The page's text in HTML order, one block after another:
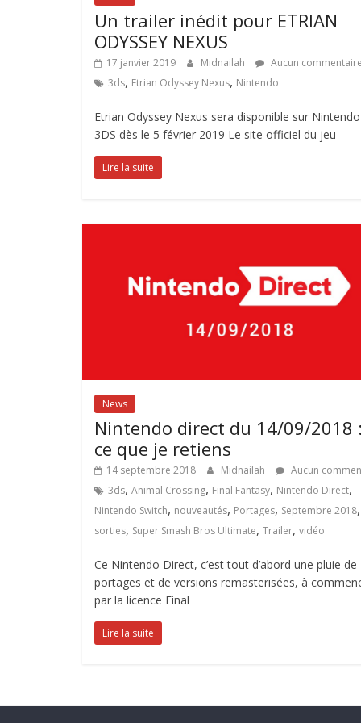
Un trailer inédit pour ETRIAN
ODYSSEY NEXUS
17 janvier 2019 Midnailah
Aucun
3ds, Etrian Odyssey Nexus, Nintendo
Etrian Odyssey Nexus sera disponible sur Nintendo
3DS dès le 5 février 2019 Le site officiel du jeu
Lire la suite
News
Nintendo direct du 14/09/2018
ce que je retiens
14 septembre 2018 Midnailah
Aucun
3ds, Animal Crossing, Final Fantasy, Nintendo Direct,
Nintendo Switch, nouveautés, Portages, Septembre 2018,
sorties, Super Smash Bros Ultimate, Trailer, vidéo
Ce Nintendo Direct, c’est tout d’abord une pluie de
portages et de versions remasterisées, à
par la licence Final
Lire la suite